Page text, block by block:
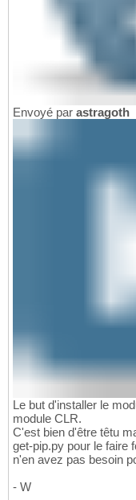
Envoyé par astragoth
Le but d'installer le
module CLR.
C'est bien d'être têtu
get-pip.py pour le faire
n'en avez pas besoin
- W